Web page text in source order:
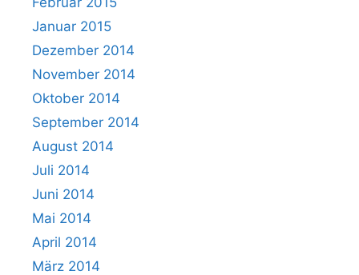
Januar 2015
Dezember 2014
November 2014
Oktober 2014
September 2014
August 2014
Juli 2014
Juni 2014
Mai 2014
April 2014
März 2014